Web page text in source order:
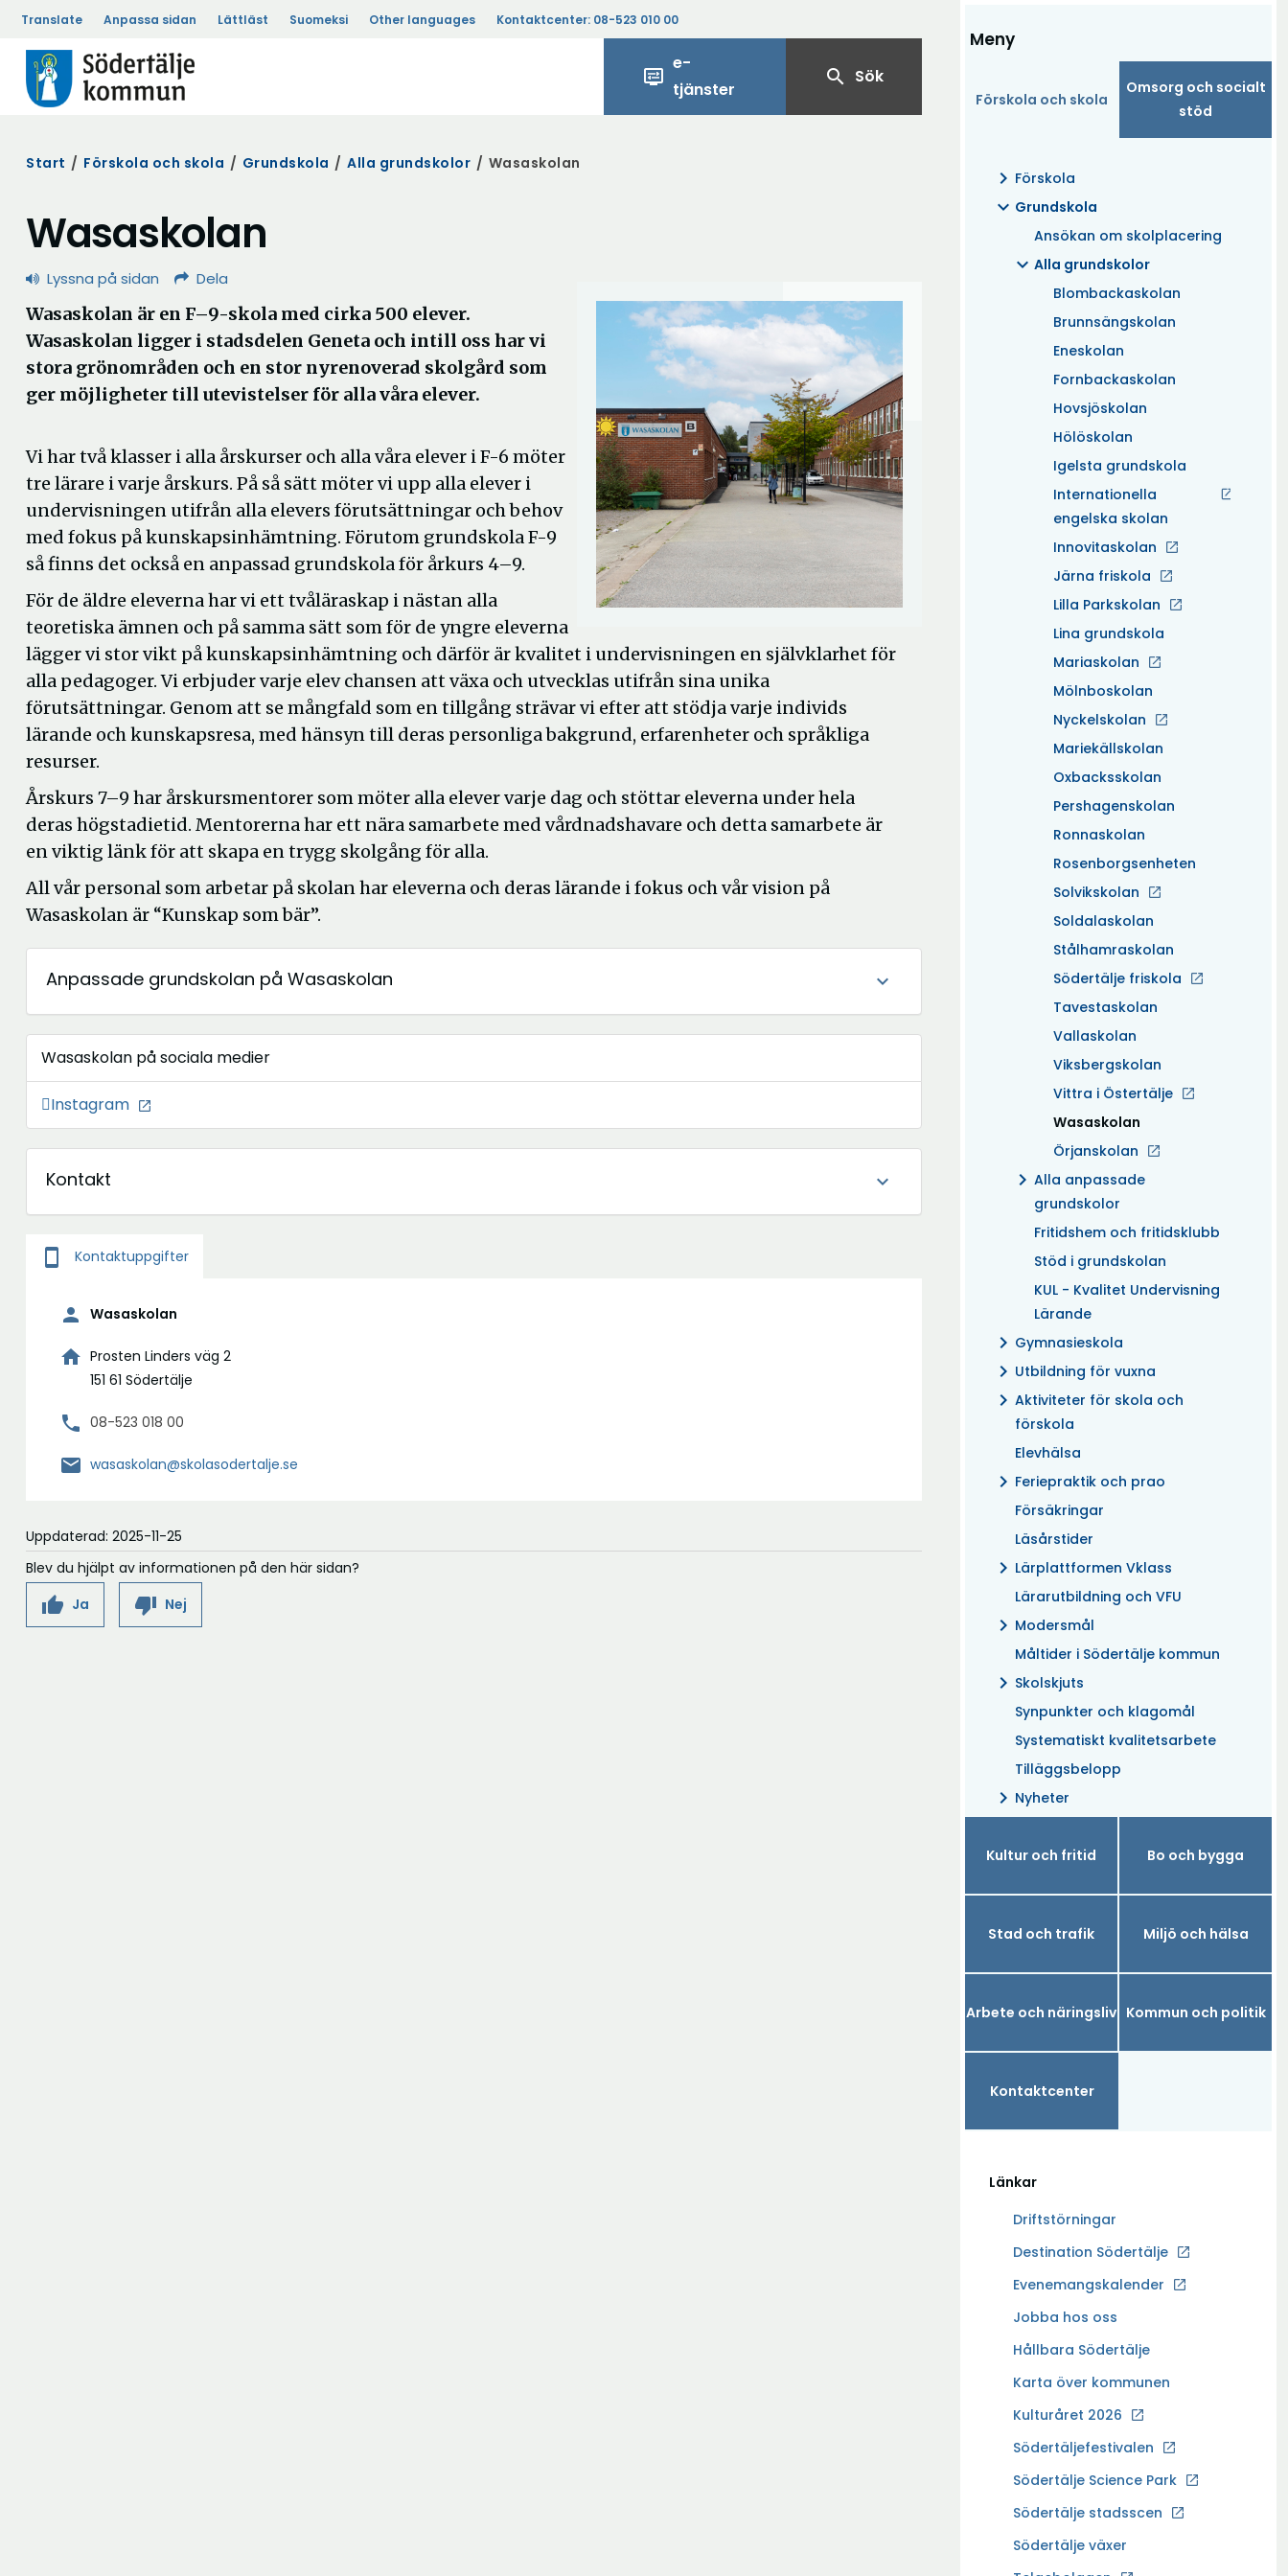
Translate Anpassa sidan Lättläst Suomeksi Other languages Kontaktcenter: 08-523 010 00
display_settings
e-
tjänster
search Sök
Meny
Förskola och skola
Omsorg och socialt
stöd
chevron_right Förskola
expand_more Grundskola
Ansökan om skolplacering
expand_more Alla grundskolor
Blombackaskolan
Brunnsängskolan
Eneskolan
Fornbackaskolan
Hovsjöskolan
Hölöskolan
Igelsta grundskola
Internationella
engelska skolan
Innovitaskolan
Järna friskola
Lilla Parkskolan
Lina grundskola
Mariaskolan
Mölnboskolan
Nyckelskolan
Mariekällskolan
Oxbacksskolan
Pershagenskolan
Ronnaskolan
Rosenborgsenheten
Solvikskolan
Soldalaskolan
Stålhamraskolan
Södertälje friskola
Tavestaskolan
Vallaskolan
Viksbergskolan
Vittra i Östertälje
Wasaskolan
(Aktuell)
Örjanskolan
chevron_right Alla anpassade
grundskolor
Fritidshem och fritidsklubb
Stöd i grundskolan
KUL - Kvalitet Undervisning
Lärande
chevron_right Gymnasieskola
chevron_right Utbildning för vuxna
chevron_right Aktiviteter för skola och
förskola
Elevhälsa
chevron_right Feriepraktik och prao
Försäkringar
Läsårstider
chevron_right Lärplattformen Vklass
Lärarutbildning och VFU
chevron_right Modersmål
Måltider i Södertälje kommun
chevron_right Skolskjuts
Synpunkter och klagomål
Systematiskt kvalitetsarbete
Tilläggsbelopp
chevron_right Nyheter
Kultur och fritid Bo och bygga
Stad och trafik Miljö och hälsa
Arbete och näringsliv Kommun och politik
Kontaktcenter
Länkar
Driftstörningar
Destination Södertälje
Ö
p
n
a
y
t
f
ö
n
Evenemangskalender
Jobba hos oss
Ö
p
n
a
y
t
f
Hållbara Södertälje
Karta över kommunen
Kulturåret 2026
Södertäljefestivalen
Södertälje Science Park
Ö
p
n
Södertälje stadsscen
Södertälje växer
Start / Förskola och skola / Grundskola / Alla grundskolor / Wasaskolan
Wasaskolan
Lyssna på sidan Dela
Wasaskolan är en F–9-skola med cirka 500 elever.
Wasaskolan ligger i stadsdelen Geneta och intill oss har vi
stora grönområden och en stor nyrenoverad skolgård som
ger möjligheter till utevistelser för alla våra elever.
Vi har två klasser i alla årskurser och alla våra elever i F-6 möter
tre lärare i varje årskurs. På så sätt möter vi upp alla elever i
undervisningen utifrån alla elevers förutsättningar och behov
med fokus på kunskapsinhämtning. Förutom grundskola F-9
så finns det också en anpassad grundskola för årkurs 4–9.
För de äldre eleverna har vi ett tvåläraskap i nästan alla
teoretiska ämnen och på samma sätt som för de yngre eleverna
lägger vi stor vikt på kunskapsinhämtning och därför är kvalitet i undervisningen en självklarhet för
alla pedagoger. Vi erbjuder varje elev chansen att växa och utvecklas utifrån sina unika
förutsättningar. Genom att se mångfald som en tillgång strävar vi efter att stödja varje individs
lärande och kunskapsresa, med hänsyn till deras personliga bakgrund, erfarenheter och språkliga
resurser.
Årskurs 7–9 har årskursmentorer som möter alla elever varje dag och stöttar eleverna under hela
deras högstadietid. Mentorerna har ett nära samarbete med vårdnadshavare och detta samarbete är
en viktig länk för att skapa en trygg skolgång för alla.
All vår personal som arbetar på skolan har eleverna och deras lärande i fokus och vår vision på
Wasaskolan är “Kunskap som bär”.
Anpassade grundskolan på Wasaskolan expand_more
Wasaskolan på sociala medier
InstagramÖppna
i
Kontakt expand_more
smartphone Kontaktuppgifter
person Wasaskolan
home Prosten Linders väg 2
151 61 Södertälje
phone 08-523 018 00
mail wasaskolan@skolasodertalje.se
Uppdaterad: 2025-11-25
Blev du hjälpt av informationen på den här sidan?
thumb_up Ja thumb_down Nej